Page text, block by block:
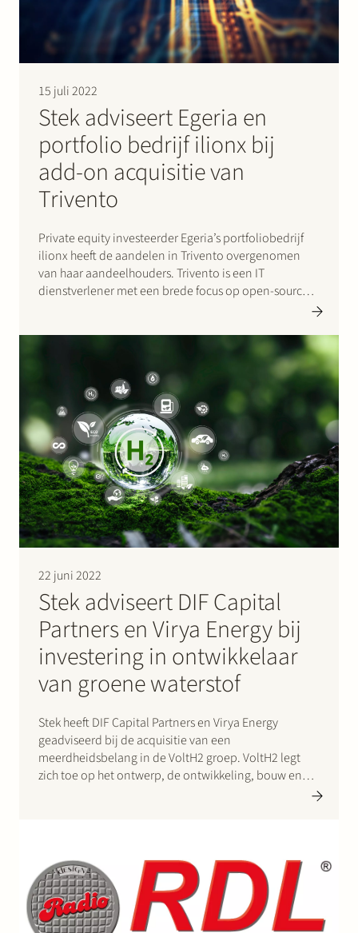
15 juli 2022
Stek adviseert Egeria en
portfolio bedrijf ilionx bij
add-on acquisitie van
Trivento
Private equity investeerder Egeria’s portfoliobedrijf
ilionx heeft de aandelen in Trivento overgenomen
van haar aandeelhouders. Trivento is een IT
dienstverlener met een brede focus op open-source
haar positie als IT-dienstverlener in het mid-market
22 juni 2022
Stek adviseert DIF Capital
Partners en Virya Energy bij
investering in ontwikkelaar
van groene waterstof
Stek heeft DIF Capital Partners en Virya Energy
geadviseerd bij de acquisitie van een
meerdheidsbelang in de VoltH2 groep. VoltH2 legt
zich toe op het ontwerp, de ontwikkeling, bouw en
uitbating van groenewaterstoffabrieken in Europa. De
Werken bij Stek
Partner Expertise Energie